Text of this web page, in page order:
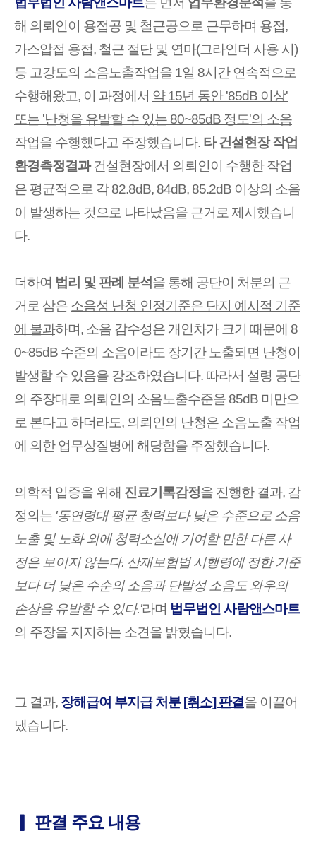
해 의뢰인이 용접공 및 철근공으로 근무하며 용접,
가스압접 용접, 철근 절단 및 연마(그라인더 사용 시)
등 고강도의 소음노출작업을 1일 8시간 연속적으로
수행해왔고, 이 과정에서 약 15년 동안 '85dB 이상'
또는 '난청을 유발할 수 있는 80~85dB 정도'의 소음
작업을 수행했다고 주장했습니다. 타 건설현장 작업
환경측정결과건설현장에서 의뢰인이 수행한 작업
은 평균적으로 각 82.8dB, 84dB, 85.2dB 이상의 소음
이 발생하는 것으로 나타났음을 근거로 제시했습니
다.
더하여 법리 및 판례 분석을 통해 공단이 처분의 근
거로 삼은 소음성 난청 인정기준은 단지 예시적 기준
에 불과하며, 소음 감수성은 개인차가 크기 때문에 8
0~85dB 수준의 소음이라도 장기간 노출되면 난청이
발생할 수 있음을 강조하였습니다. 따라서 설령 공단
의 주장대로 의뢰인의 소음노출수준을 85dB 미만으
로 본다고 하더라도, 의뢰인의 난청은 소음노출 작업
에 의한 업무상질병에 해당함을 주장했습니다.
의학적 입증을 위해 진료기록감정을 진행한 결과, 감
정의는 '동연령대 평균 청력보다 낮은 수준으로 소음
노출 및 노화 외에 청력소실에 기여할 만한 다른 사
정은 보이지 않는다. 산재보험법 시행령에 정한 기준
보다 더 낮은 수순의 소음과 단발성 소음도 와우의
손상을 유발할 수 있다.'라며 법무법인 사람앤스마트
의 주장을 지지하는 소견을 밝혔습니다.
그 결과, 장해급여 부지급 처분 [취소] 판결을 이끌어
냈습니다.
▎ 판결 주요 내용